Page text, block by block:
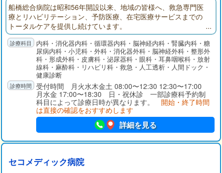
船橋総合病院は昭和56年開設以来、地域の皆様へ、救急専門医
療とリハビリテーション、予防医療、在宅医療サービスまでの
トータルケアを提供し続けています。
内科・消化器内科・循環器内科・脳神経内科・腎臓内科・糖
尿病内科・小児科・外科・消化器外科・脳神経外科・整形外
科・形成外科・皮膚科・泌尿器科・眼科・耳鼻咽喉科・放射
線科・麻酔科・リハビリ科・救急・人工透析・人間ドック・
健康診断
受付時間 月火水木金土 08:00〜12:30 12:30〜17:00
月水金 17:00〜18:30 日・祝休診 一部診療科予約制
科目によって診療日時が異なります。 開始・終了時間
は直接の確認をおすすめします
詳細を見る
セコメディック病院